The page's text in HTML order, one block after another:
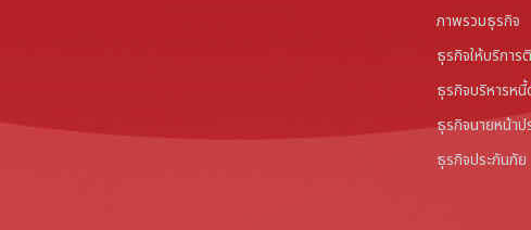
ภาพรวมธุรกิจ
ธุรกิจให้บริกา
ธุรกิจบริหารห
ธุรกิจนายหน้าป
ธุรกิจประกันภัย